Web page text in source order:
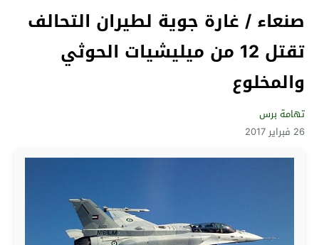
صنعاء / غارة جوية لطيران التحالف
تقتل 12 من ميليشيات الحوثي
والمخلوع
تهامة برس
26 فبراير 2017